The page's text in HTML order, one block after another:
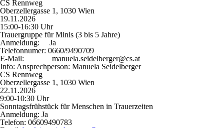
CS Rennweg
Oberzellergasse 1, 1030 Wien
19.11.2026
15:00-16:30 Uhr
Trauergruppe für Minis (3 bis 5 Jahre)
Anmeldung: Ja
Telefonnumer: 0660/9490709
E-Mail:
manuela.seidelberger@cs.at
Info: Ansprechperson: Manuela Seidelberger
CS Rennweg
Oberzellergasse 1, 1030 Wien
22.11.2026
9:00-10:30 Uhr
Sonntagsfrühstück für Menschen in Trauerzeiten
Anmeldung: Ja
Telefon: 06609490783